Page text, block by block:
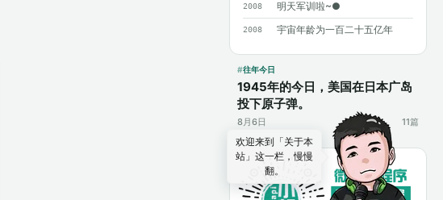
2008 明天军训啦~●
2008 宇宙年龄为一百二十五亿年
往年今日
1945年的今日，美国在日本广岛
投下原子弹。
8月6日 11篇
欢迎来到「关于本
站」这一栏，慢慢
翻。